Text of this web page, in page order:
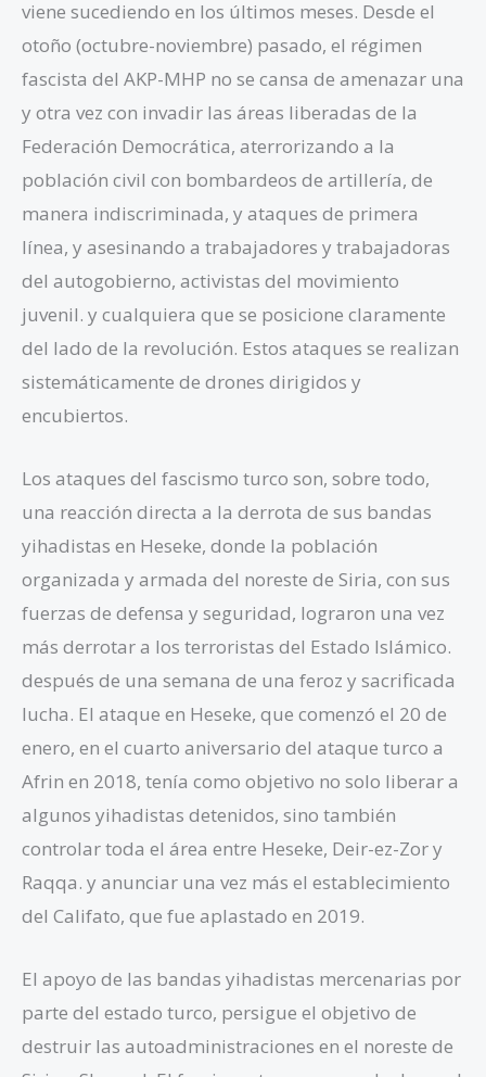
viene sucediendo en los últimos meses. Desde el
otoño (octubre-noviembre) pasado, el régimen
fascista del AKP-MHP no se cansa de amenazar una
y otra vez con invadir las áreas liberadas de la
Federación Democrática, aterrorizando a la
población civil con bombardeos de artillería, de
manera indiscriminada, y ataques de primera
línea, y asesinando a trabajadores y trabajadoras
del autogobierno, activistas del movimiento
juvenil. y cualquiera que se posicione claramente
del lado de la revolución. Estos ataques se realizan
sistemáticamente de drones dirigidos y
encubiertos.
Los ataques del fascismo turco son, sobre todo,
una reacción directa a la derrota de sus bandas
yihadistas en Heseke, donde la población
organizada y armada del noreste de Siria, con sus
fuerzas de defensa y seguridad, lograron una vez
más derrotar a los terroristas del Estado Islámico.
después de una semana de una feroz y sacrificada
lucha. El ataque en Heseke, que comenzó el 20 de
enero, en el cuarto aniversario del ataque turco a
Afrin en 2018, tenía como objetivo no solo liberar a
algunos yihadistas detenidos, sino también
controlar toda el área entre Heseke, Deir-ez-Zor y
Raqqa. y anunciar una vez más el establecimiento
del Califato, que fue aplastado en 2019.
El apoyo de las bandas yihadistas mercenarias por
parte del estado turco, persigue el objetivo de
destruir las autoadministraciones en el noreste de